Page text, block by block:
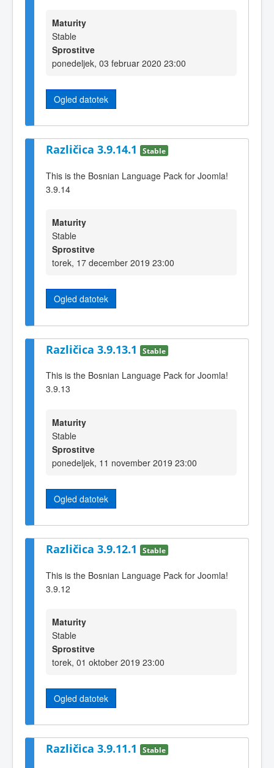
Maturity
Stable
Sprostitve
ponedeljek, 03 februar 2020 23:00
Ogled datotek
Različica 3.9.14.1 Stable
This is the Bosnian Language Pack for Joomla!
3.9.14
Maturity
Stable
Sprostitve
torek, 17 december 2019 23:00
Ogled datotek
Različica 3.9.13.1 Stable
This is the Bosnian Language Pack for Joomla!
3.9.13
Maturity
Stable
Sprostitve
ponedeljek, 11 november 2019 23:00
Ogled datotek
Različica 3.9.12.1 Stable
This is the Bosnian Language Pack for Joomla!
3.9.12
Maturity
Stable
Sprostitve
torek, 01 oktober 2019 23:00
Ogled datotek
Različica 3.9.11.1 Stable